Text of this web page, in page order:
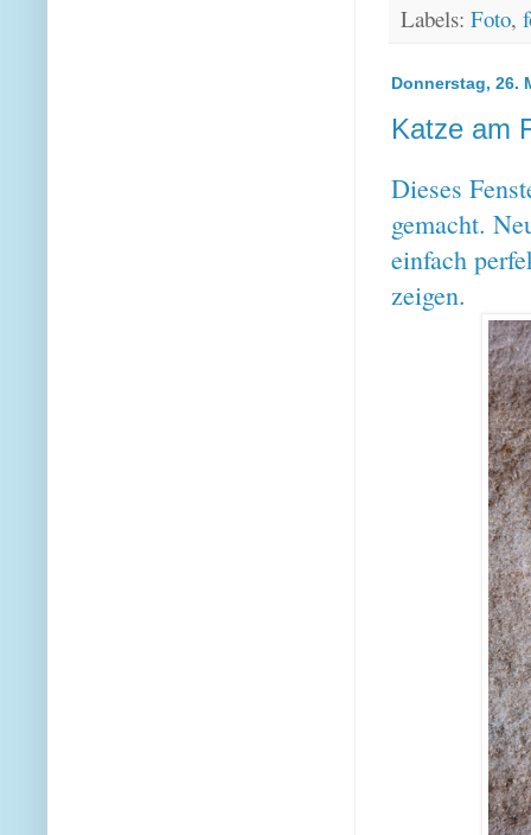
Labels: Foto,
Donnerstag, 26.
Katze am
Dieses
gemacht.
einfach
zeigen.